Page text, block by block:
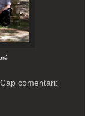
Cap comentari: